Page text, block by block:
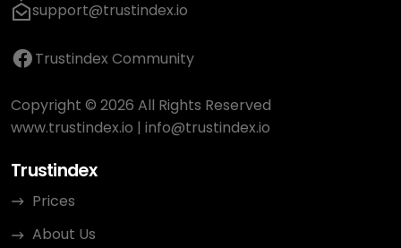
support@trustindex.io
Trustindex Community
Copyright © 2026 All Rights Reserved
www.trustindex.io | info@trustindex.io
Trustindex
Prices
About Us